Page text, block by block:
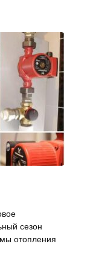
сезон
отопления